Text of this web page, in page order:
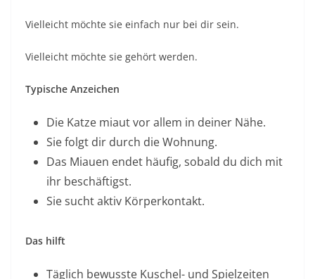
Vielleicht möchte sie einfach nur bei dir sein.
Vielleicht möchte sie gehört werden.
Typische Anzeichen
Die Katze miaut vor allem in deiner Nähe.
Sie folgt dir durch die Wohnung.
Das Miauen endet häufig, sobald du dich mit
ihr beschäftigst.
Sie sucht aktiv Körperkontakt.
Das hilft
Täglich bewusste Kuschel- und Spielzeiten